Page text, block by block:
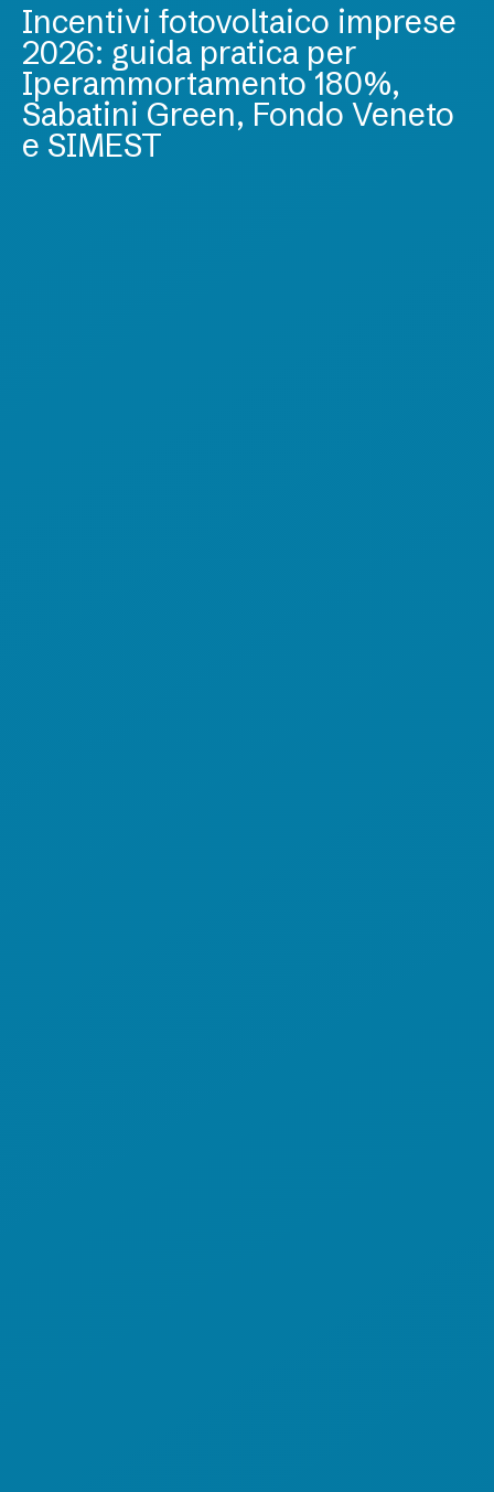
Incentivi fotovoltaico imprese
2026: guida pratica per
Iperammortamento 180%,
Sabatini Green, Fondo Veneto
e SIMEST